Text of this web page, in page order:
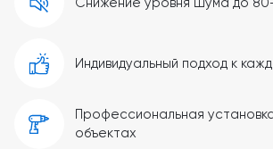
Снижение уровня шума до
Индивидуальный подход к
Профессиональная
объектах